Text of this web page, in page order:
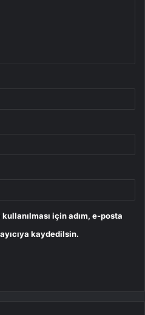
için adım, e-posta
kaydedilsin.